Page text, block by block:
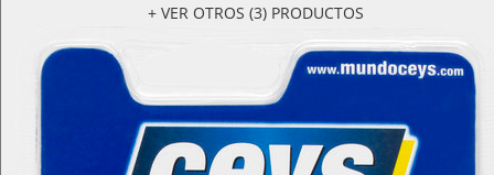
+ VER OTROS (3) PRODUCTOS